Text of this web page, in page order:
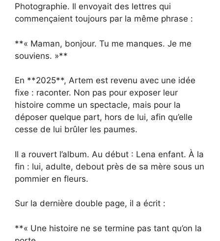
Photographie. Il envoyait des lettres qui
commençaient toujours par la même phrase :
**« Maman, bonjour. Tu me manques. Je me
souviens. »**
En **2025**, Artem est revenu avec une idée
fixe : raconter. Non pas pour exposer leur
histoire comme un spectacle, mais pour la
déposer quelque part, hors de lui, afin qu’elle
cesse de lui brûler les paumes.
Il a rouvert l’album. Au début : Lena enfant. À la
fin : lui, adulte, debout près de sa mère sous un
pommier en fleurs.
Sur la dernière double page, il a écrit :
**« Une histoire ne se termine pas tant qu’on la